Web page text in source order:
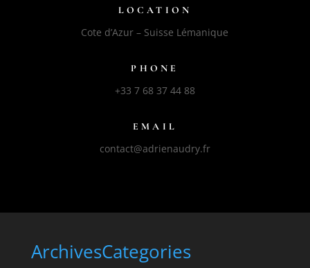
LOCATION
Cote d’Azur – Suisse Lémanique
PHONE
+33 7 68 37 44 88
EMAIL
contact@adrienaudry.fr
ArchivesCategories